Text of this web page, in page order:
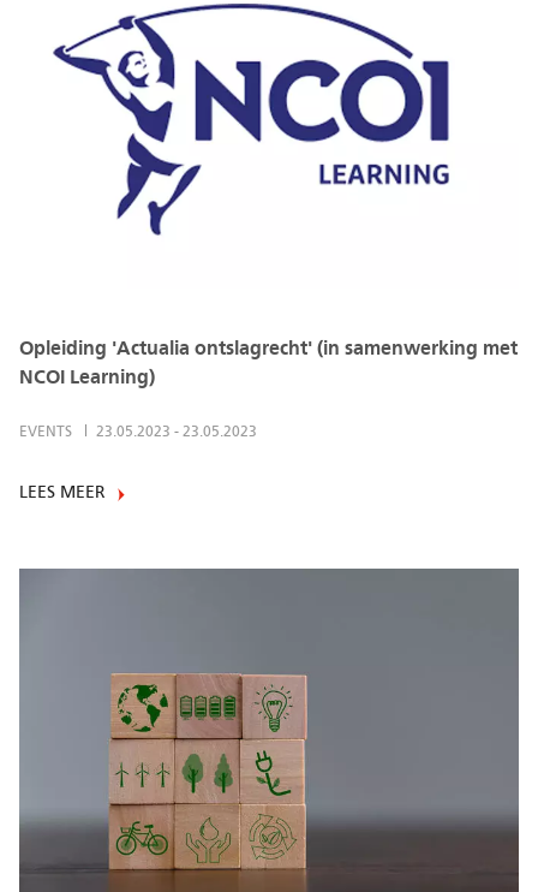
Opleiding 'Actualia ontslagrecht' (in samenwerking met
NCOI Learning)
EVENTS 23.05.2023 - 23.05.2023
LEES MEER